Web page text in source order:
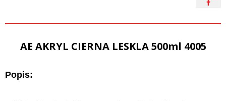
AE AKRYL CIERNA LESKLA 500ml 4005
Popis: